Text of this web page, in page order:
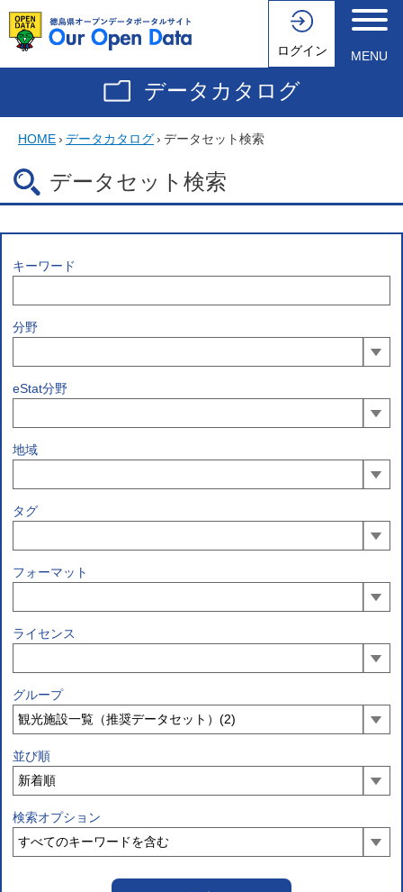
ログイン MENU
データカタログ
HOME› データカタログ› データセット検索
データセット検索
キーワード
分野
eStat分野
地域
タグ
フォーマット
ライセンス
グループ
並び順
検索オプション